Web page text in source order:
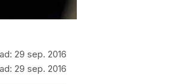
29 sep. 2016
29 sep. 2016